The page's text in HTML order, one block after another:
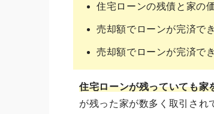
住宅ローンの残債と家の
売却額でローンが完済で
売却額でローンが完済で
住宅ローンが残っていても家
が残った家が数多く取引され